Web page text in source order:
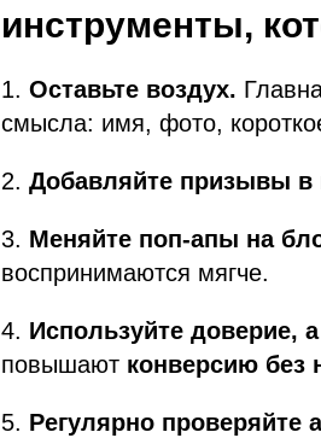
инструменты,
1. Оставьте воздух.
смысла: имя, фото,
2. Добавляйте призывы в
3. Меняйте поп-апы на
воспринимаются мягче.
4. Используйте доверие,
повышают конверсию без
5. Регулярно проверяйте